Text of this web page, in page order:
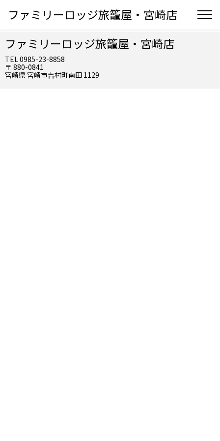
ファミリーロッジ旅籠屋・宮崎店
ファミリーロッジ旅籠屋・宮崎店
TEL 0985-23-8858
〒 880-0841
宮崎県 宮崎市吉村町南田 1129